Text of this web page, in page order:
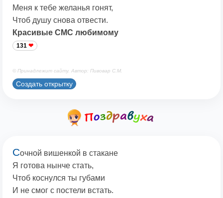
Меня к тебе желанья гонят,
Чтоб душу снова отвести.
Красивые СМС любимому
131
© Принадлежит сайту. Автор: Пивовар С.М.
Создать открытку
Сочной вишенкой в стакане
Я готова нынче стать,
Чтоб коснулся ты губами
И не смог с постели встать.